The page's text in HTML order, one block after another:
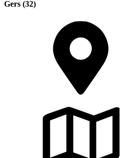
Gers (32)